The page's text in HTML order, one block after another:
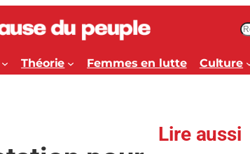
c
h
h
Théorie Femmes en lutte Culture
Lire aussi